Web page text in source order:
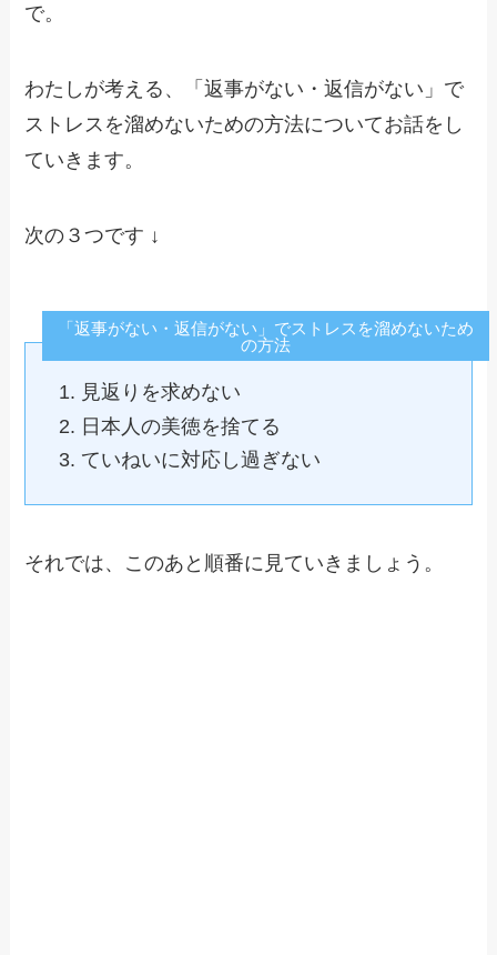
で。
わたしが考える、「返事がない・返信がない」で
ストレスを溜めないための方法についてお話をし
ていきます。
次の３つです ↓
「返事がない・返信がない」でストレスを溜めないため
の方法
見返りを求めない
日本人の美徳を捨てる
ていねいに対応し過ぎない
それでは、このあと順番に見ていきましょう。